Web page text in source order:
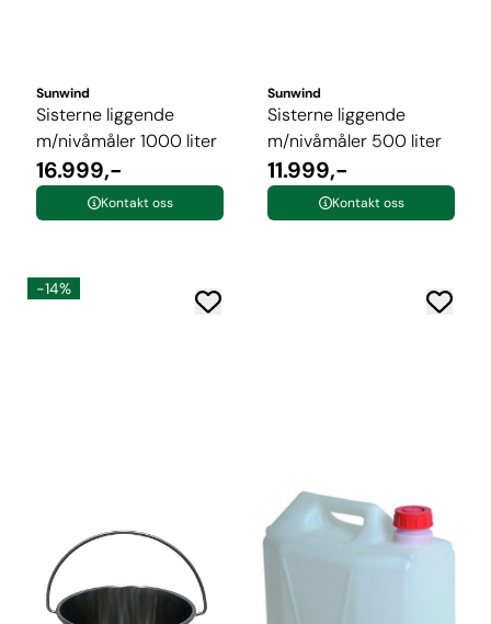
Sunwind
Sisterne liggende
m/nivåmåler 1000 liter
16.999,-
Kontakt oss
Sunwind
Sisterne liggende
m/nivåmåler 500 liter
11.999,-
Kontakt oss
-14%